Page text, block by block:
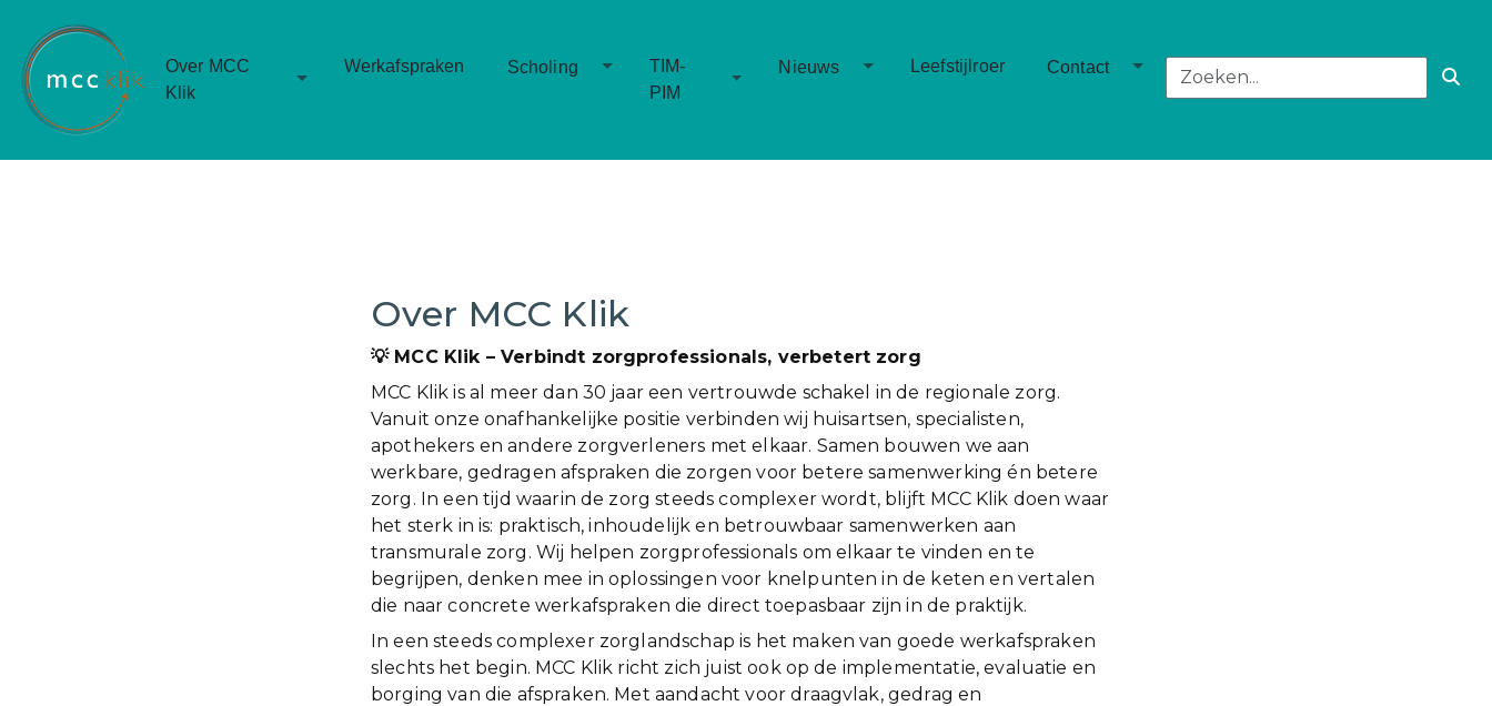
Over MCC
Klik
Toggle Dropdown
Werkafspraken Scholing Toggle Dropdown
TIM-
PIM
Toggle Dropdown
Nieuws Toggle Dropdown
Leefstijlroer Contact Toggle Dropdown
Over MCC Klik
💡MCC Klik – Verbindt zorgprofessionals, verbetert zorg
MCC Klik is al meer dan 30 jaar een vertrouwde schakel in de regionale zorg.
Vanuit onze onafhankelijke positie verbinden wij huisartsen, specialisten,
apothekers en andere zorgverleners met elkaar. Samen bouwen we aan
werkbare, gedragen afspraken die zorgen voor betere samenwerking én betere
zorg. In een tijd waarin de zorg steeds complexer wordt, blijft MCC Klik doen waar
het sterk in is: praktisch, inhoudelijk en betrouwbaar samenwerken aan
transmurale zorg. Wij helpen zorgprofessionals om elkaar te vinden en te
begrijpen, denken mee in oplossingen voor knelpunten in de keten en vertalen
die naar concrete werkafspraken die direct toepasbaar zijn in de praktijk.
In een steeds complexer zorglandschap is het maken van goede werkafspraken
slechts het begin. MCC Klik richt zich juist ook op de implementatie, evaluatie en
borging van die afspraken. Met aandacht voor draagvlak, gedrag en